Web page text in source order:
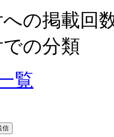
の掲載回
の分類
覧